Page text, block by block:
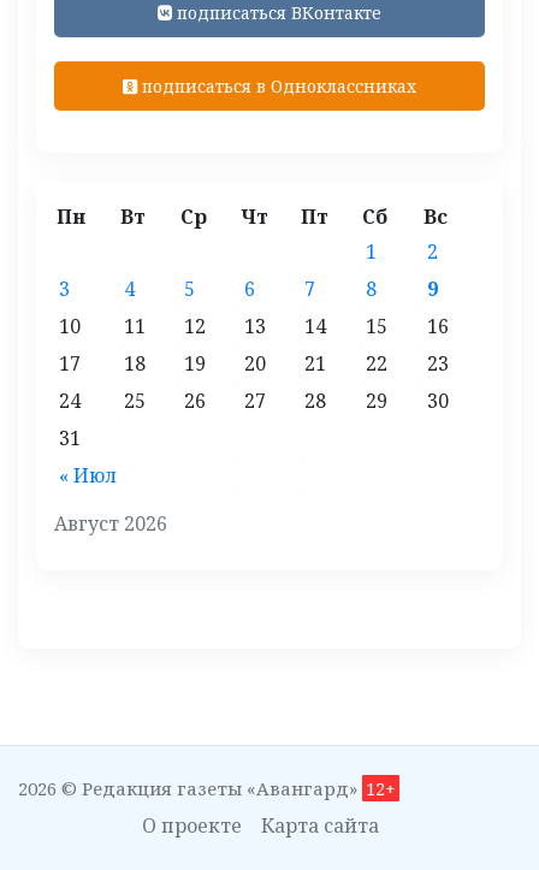
подписаться ВКонтакте
подписаться в Одноклассниках
Август 2026
Пн Вт Ср Чт Пт Сб Вс
« Июл
1
2
3
4 5 6 7 8
9
10
11 12 13 14 15
16
17
18 19 20 21 22
23
24
25 26 27 28 29
30
31
2026 © Редакция газеты «Авангард» 12+
О проекте Карта сайта